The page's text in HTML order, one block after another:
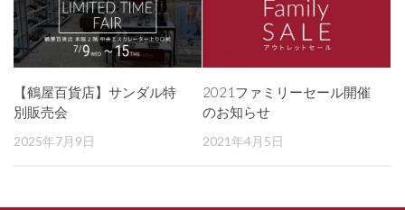
【鶴屋百貨店】サンダル特
別販売会
2025年7月9日
2021ファミリーセール開催
のお知らせ
2021年4月5日